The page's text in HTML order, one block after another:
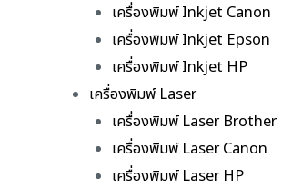
เครื่องพิมพ์ Inkjet Canon
เครื่องพิมพ์ Inkjet Epson
เครื่องพิมพ์ Inkjet HP
เครื่องพิมพ์ Laser
เครื่องพิมพ์ Laser Brother
เครื่องพิมพ์ Laser Canon
เครื่องพิมพ์ Laser HP